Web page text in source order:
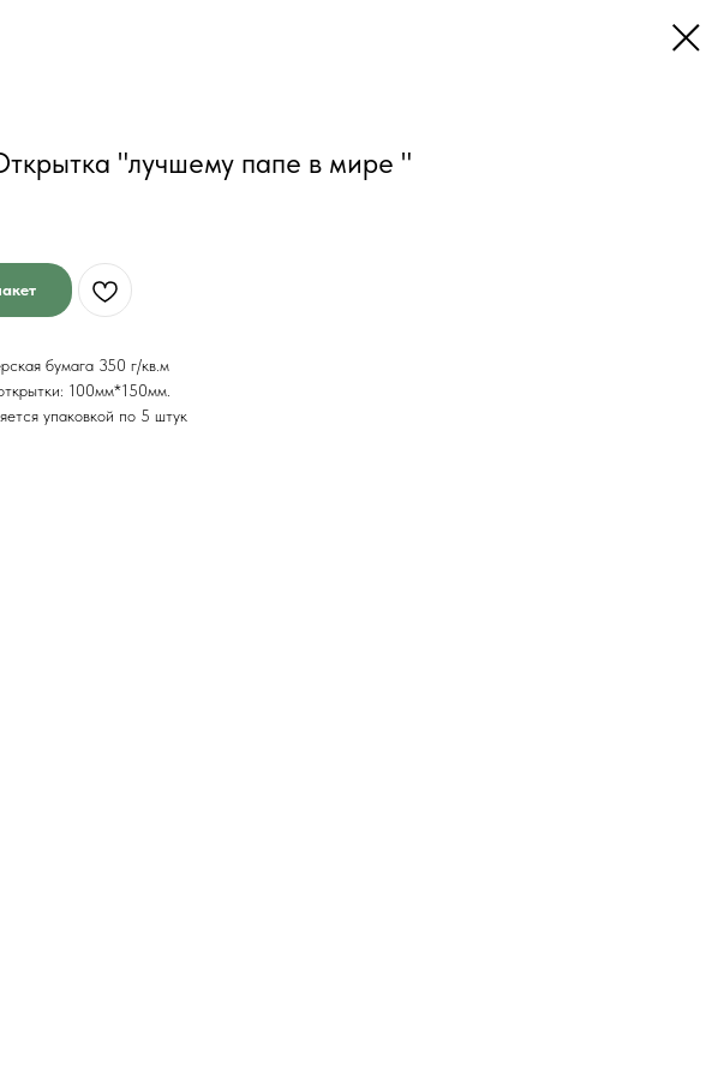
"лучшему папе в мире "
бумага 350 г/кв.м
100мм*150мм.
упаковкой по 5 штук